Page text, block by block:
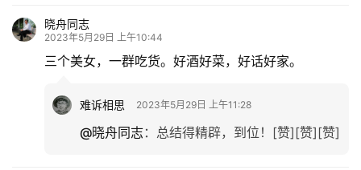
题
晓舟同志
2023年5月29日 上午10:44
三个美女，一群吃货。好酒好菜，好话好家。
难诉相思 2023年5月29日 上午11:28
@晓舟同志： 总结得精辟，到位！[赞][赞][赞]